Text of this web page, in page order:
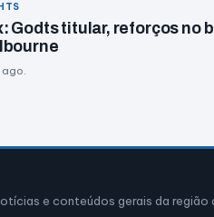
Godts titular, reforços no
ago.
e conteúdos gerais da região